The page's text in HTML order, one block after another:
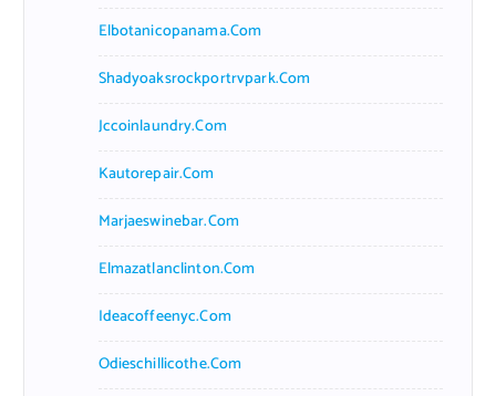
Elbotanicopanama.com
Shadyoaksrockportrvpark.com
Jccoinlaundry.com
Kautorepair.com
Marjaeswinebar.com
Elmazatlanclinton.com
Ideacoffeenyc.com
Odieschillicothe.com